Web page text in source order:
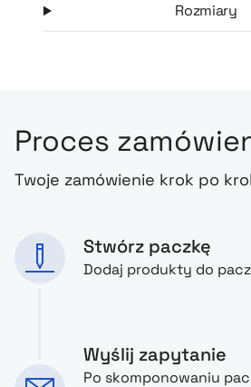
Rozmiary
Proces
Twoje zamówienie krok po
Stwórz paczkę
Dodaj produkty do
Wyślij zapytanie
Po skomponowaniu